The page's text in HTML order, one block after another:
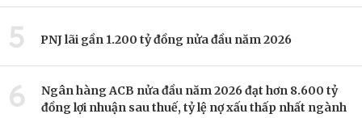
5 PNJ lãi gần 1.200 tỷ đồng nửa đầu năm 2026
6
Ngân hàng ACB nửa đầu năm 2026 đạt hơn 8.600 tỷ
đồng lợi nhuận sau thuế, tỷ lệ nợ xấu thấp nhất ngành